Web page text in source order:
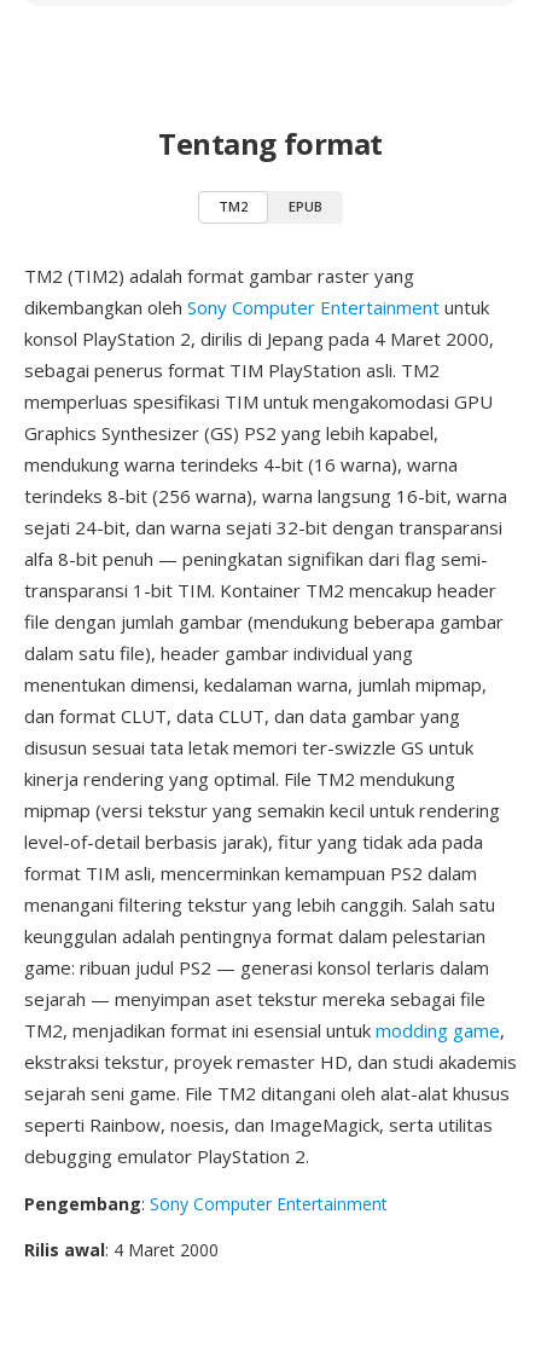
Tentang format
TM2 EPUB
TM2 (TIM2) adalah format gambar raster yang
dikembangkan oleh Sony Computer Entertainment untuk
konsol PlayStation 2, dirilis di Jepang pada 4 Maret 2000,
sebagai penerus format TIM PlayStation asli. TM2
memperluas spesifikasi TIM untuk mengakomodasi GPU
Graphics Synthesizer (GS) PS2 yang lebih kapabel,
mendukung warna terindeks 4-bit (16 warna), warna
terindeks 8-bit (256 warna), warna langsung 16-bit, warna
sejati 24-bit, dan warna sejati 32-bit dengan transparansi
alfa 8-bit penuh — peningkatan signifikan dari flag semi-
transparansi 1-bit TIM. Kontainer TM2 mencakup header
file dengan jumlah gambar (mendukung beberapa gambar
dalam satu file), header gambar individual yang
menentukan dimensi, kedalaman warna, jumlah mipmap,
dan format CLUT, data CLUT, dan data gambar yang
disusun sesuai tata letak memori ter-swizzle GS untuk
kinerja rendering yang optimal. File TM2 mendukung
mipmap (versi tekstur yang semakin kecil untuk rendering
level-of-detail berbasis jarak), fitur yang tidak ada pada
format TIM asli, mencerminkan kemampuan PS2 dalam
menangani filtering tekstur yang lebih canggih. Salah satu
keunggulan adalah pentingnya format dalam pelestarian
game: ribuan judul PS2 — generasi konsol terlaris dalam
sejarah — menyimpan aset tekstur mereka sebagai file
TM2, menjadikan format ini esensial untuk modding game,
ekstraksi tekstur, proyek remaster HD, dan studi akademis
sejarah seni game. File TM2 ditangani oleh alat-alat khusus
seperti Rainbow, noesis, dan ImageMagick, serta utilitas
debugging emulator PlayStation 2.
Pengembang: Sony Computer Entertainment
Rilis awal: 4 Maret 2000